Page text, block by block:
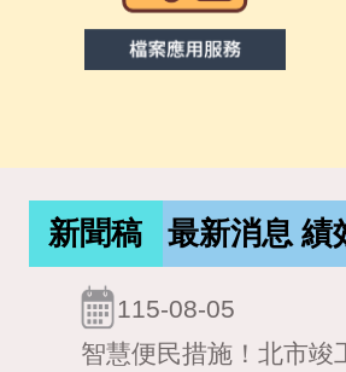
新聞稿 最新消息 績
115-08-05
智慧便民措施！北市竣